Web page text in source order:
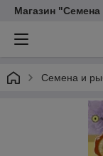
Магазин
Семена и